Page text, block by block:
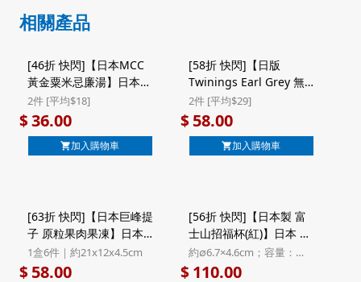
相關產品
[46折 快閃]【日本MCC
黃金粟米忌廉湯】日本
Mcc Morning Soup 即
食濃湯 北海道產 黃金粟
米忌廉湯 1人前 160g
(451) ($36/2件)
2件 [平均$18]
$36.00
加入購物車
[58折 快閃]【日版
Twinings Earl Grey 無
咖啡因博士茶】日版
Twinings Rooibos Earl
Grey 柑橘伯爵茶 無咖啡
因 博士茶 茶包 10包
2件 [平均$29]
$58.00
加入購物車
[63折 快閃]【日本巨峰提
子 原粒果肉果凍】日本
鈴木榮光堂 巨峰提子 原
粒果肉啫喱果凍 名產店
1盒6件｜約21x12x4.5cm
$58.00
[56折 快閃]【日本製 富
士山招福杯(紅)】日本 東
洋佐佐木 富士山招福杯
紅色 日本製 清酒燒酎用
約∅6.7×4.6cm；容量：
35ml
$110.00